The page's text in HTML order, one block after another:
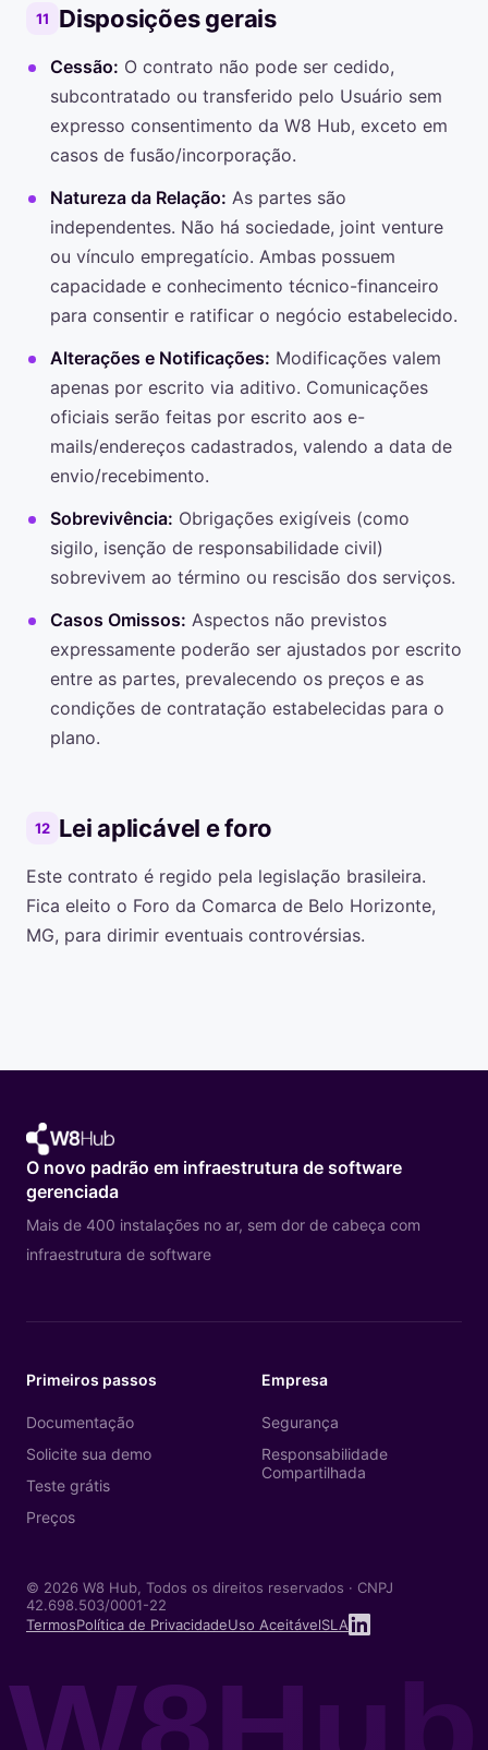
11 Disposições gerais
Cessão: O contrato não pode ser cedido,
subcontratado ou transferido pelo Usuário sem
expresso consentimento da W8 Hub, exceto em
casos de fusão/incorporação.
Natureza da Relação: As partes são
independentes. Não há sociedade, joint venture
ou vínculo empregatício. Ambas possuem
capacidade e conhecimento técnico-financeiro
para consentir e ratificar o negócio estabelecido.
Alterações e Notificações: Modificações valem
apenas por escrito via aditivo. Comunicações
oficiais serão feitas por escrito aos e-
mails/endereços cadastrados, valendo a data de
envio/recebimento.
Sobrevivência: Obrigações exigíveis (como
sigilo, isenção de responsabilidade civil)
sobrevivem ao término ou rescisão dos serviços.
Casos Omissos: Aspectos não previstos
expressamente poderão ser ajustados por escrito
entre as partes, prevalecendo os preços e as
condições de contratação estabelecidas para o
plano.
12 Lei aplicável e foro
Este contrato é regido pela legislação brasileira.
Fica eleito o Foro da Comarca de Belo Horizonte,
MG, para dirimir eventuais controvérsias.
O novo padrão em infraestrutura de software
gerenciada
Mais de 400 instalações no ar, sem dor de cabeça com
infraestrutura de software
Primeiros passos
Documentação
Solicite sua demo
Teste grátis
Preços
Empresa
Segurança
Responsabilidade
Compartilhada
© 2026 W8 Hub, Todos os direitos reservados · CNPJ
42.698.503/0001-22
TermosPolítica de PrivacidadeUso AceitávelSLA